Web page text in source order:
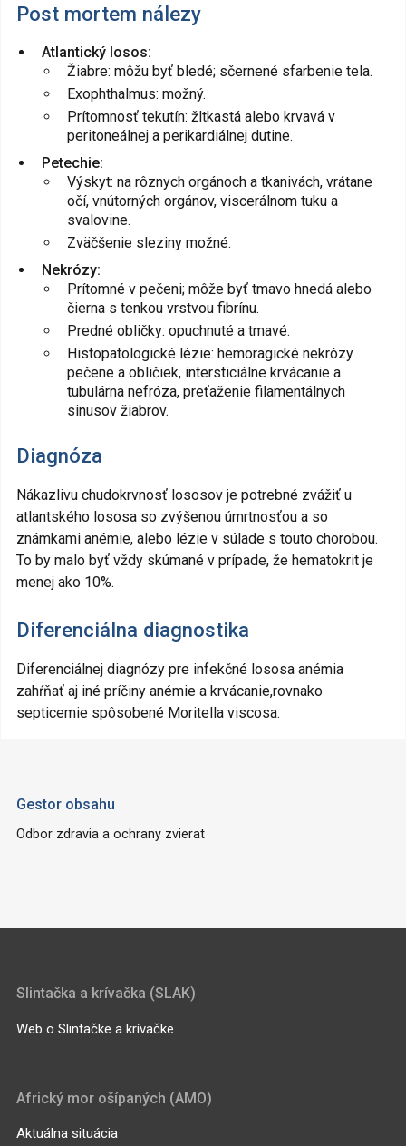
Post mortem nálezy
Atlantický losos:
Žiabre: môžu byť bledé; sčernené sfarbenie tela.
Exophthalmus: možný.
Prítomnosť tekutín: žltkastá alebo krvavá v
peritoneálnej a perikardiálnej dutine.
Petechie:
Výskyt: na rôznych orgánoch a tkanivách, vrátane
očí, vnútorných orgánov, viscerálnom tuku a
svalovine.
Zväčšenie sleziny možné.
Nekrózy:
Prítomné v pečeni; môže byť tmavo hnedá alebo
čierna s tenkou vrstvou fibrínu.
Predné obličky: opuchnuté a tmavé.
Histopatologické lézie: hemoragické nekrózy
pečene a obličiek, intersticiálne krvácanie a
tubulárna nefróza, preťaženie filamentálnych
sinusov žiabrov.
Diagnóza
Nákazlivu chudokrvnosť lososov je potrebné zvážiť u
atlantského lososa so zvýšenou úmrtnosťou a so
známkami anémie, alebo lézie v súlade s touto chorobou.
To by malo byť vždy skúmané v prípade, že hematokrit je
menej ako 10%.
Diferenciálna diagnostika
Diferenciálnej diagnózy pre infekčné lososa anémia
zahŕňať aj iné príčiny anémie a krvácanie,rovnako
septicemie spôsobené Moritella viscosa.
Gestor obsahu
Odbor zdravia a ochrany zvierat
Slintačka a krívačka (SLAK)
Web o Slintačke a krívačke
Africký mor ošípaných (AMO)
Aktuálna situácia